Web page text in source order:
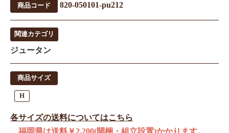
商品コード 820-050101-pu212
関連カテゴリ
ジュータン
商品サイズ
H
各サイズの送料についてはこちら
福岡県は送料￥2,200(開梱・組立設置)かかります。